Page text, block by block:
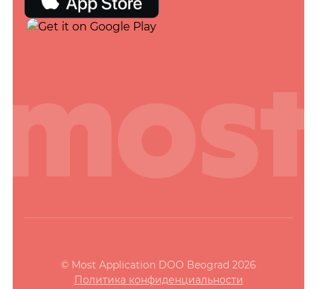
© Most Application DOO Beograd 2026
Политика конфиденциальности